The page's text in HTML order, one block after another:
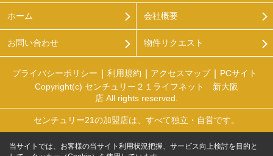
ホーム 会社概要
お問い合わせ 物件リクエスト
プライバシーポリシー 利用規約 アクセスマップ
PCサイト
Copyright(c) センチュリー２１ライフネット 新大阪
店 All rights reserved.
センチュリー21の加盟店は、すべて独立・自営です。
当サイトでは、お客様の当サイト利用状況把握、サービス向上検討を目的と